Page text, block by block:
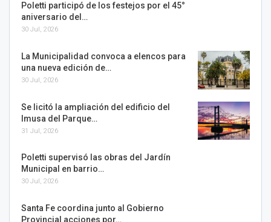
Poletti participó de los festejos por el 45°
aniversario del…
30 Jul, 2026
La Municipalidad convoca a elencos para
una nueva edición de…
30 Jul, 2026
Se licitó la ampliación del edificio del
Imusa del Parque…
31 Jul, 2026
Poletti supervisó las obras del Jardín
Municipal en barrio…
30 Jul, 2026
Santa Fe coordina junto al Gobierno
Provincial acciones por…